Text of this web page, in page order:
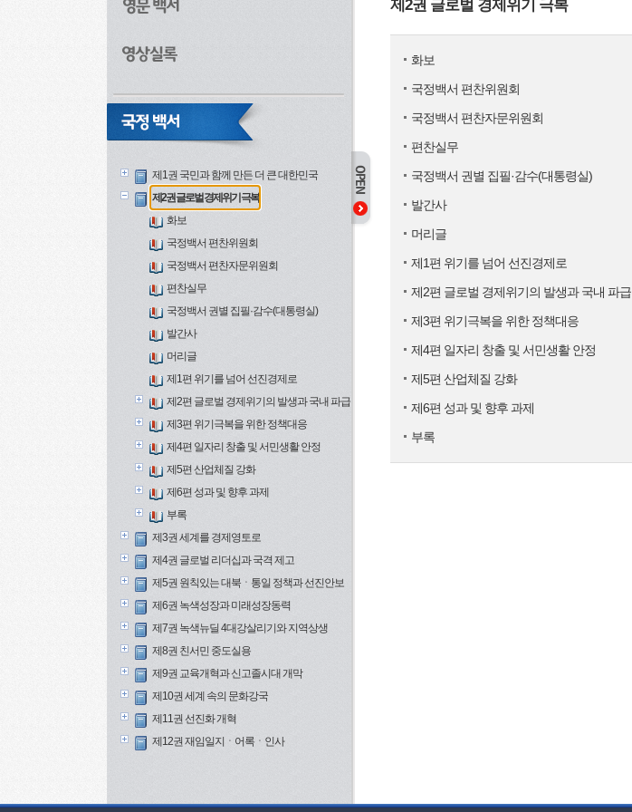
제1권 국민과 함께 만든 더 큰 대한민국
제2권 글로벌 경제위기 극복
화보
국정백서 편찬위원회
국정백서 편찬자문위원회
편찬실무
국정백서 권별 집필·감수(대통령실)
발간사
머리글
제1편 위기를 넘어 선진경제로
제2편 글로벌 경제위기의 발생과 국내 파급
제3편 위기극복을 위한 정책대응
제4편 일자리 창출 및 서민생활 안정
제5편 산업체질 강화
제6편 성과 및 향후 과제
부록
제3권 세계를 경제영토로
제4권 글로벌 리더십과 국격 제고
제5권 원칙있는 대북ㆍ통일 정책과 선진안보
제6권 녹색성장과 미래성장동력
제7권 녹색뉴딜 4대강살리기와 지역상생
제8권 친서민 중도실용
제9권 교육개혁과 신고졸시대 개막
제10권 세계 속의 문화강국
제11권 선진화 개혁
제12권 재임일지ㆍ어록ㆍ인사
제2권 글로벌 경제위기 극복
화보
국정백서 편찬위원회
국정백서 편찬자문위원회
편찬실무
국정백서 권별 집필·감수(대통령실)
발간사
머리글
제1편 위기를 넘어 선진경제로
제2편 글로벌 경제위기의 발생과 국내 파급
제3편 위기극복을 위한 정책대응
제4편 일자리 창출 및 서민생활 안정
제5편 산업체질 강화
제6편 성과 및 향후 과제
부록